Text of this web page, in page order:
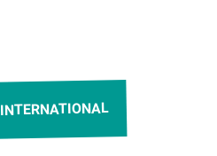
INTERNATIONAL